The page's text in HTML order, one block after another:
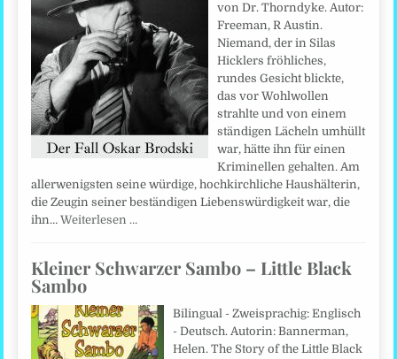
von Dr. Thorndyke. Autor:
Freeman, R Austin.
Niemand, der in Silas
Hicklers fröhliches,
rundes Gesicht blickte,
das vor Wohlwollen
strahlte und von einem
ständigen Lächeln umhüllt
war, hätte ihn für einen
Kriminellen gehalten. Am
allerwenigsten seine würdige, hochkirchliche Haushälterin,
die Zeugin seiner beständigen Liebenswürdigkeit war, die
ihn…Weiterlesen …
Kleiner Schwarzer Sambo – Little Black
Sambo
Bilingual - Zweisprachig: Englisch
- Deutsch. Autorin: Bannerman,
Helen. The Story of the Little Black